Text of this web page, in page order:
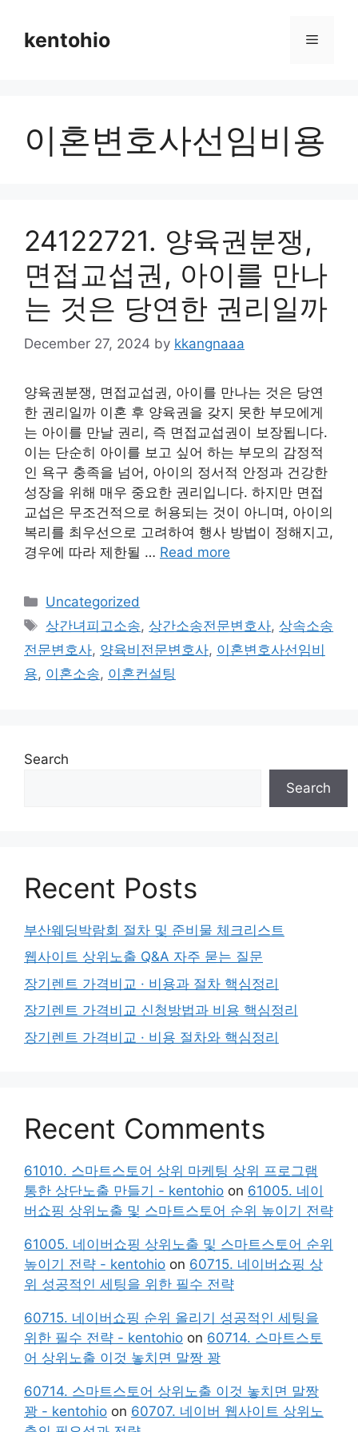
contentkentohio Menu
이혼변호사선임비용
24122721. 양육권분쟁,
면접교섭권, 아이를 만나
는 것은 당연한 권리일까
December 27, 2024 by kkangnaaa
양육권분쟁, 면접교섭권, 아이를 만나는 것은 당연
한 권리일까 이혼 후 양육권을 갖지 못한 부모에게
는 아이를 만날 권리, 즉 면접교섭권이 보장됩니다.
이는 단순히 아이를 보고 싶어 하는 부모의 감정적
인 욕구 충족을 넘어, 아이의 정서적 안정과 건강한
성장을 위해 매우 중요한 권리입니다. 하지만 면접
교섭은 무조건적으로 허용되는 것이 아니며, 아이의
복리를 최우선으로 고려하여 행사 방법이 정해지고,
경우에 따라 제한될 … Read more
Categories
Uncategorized
Tags
상간녀피고소송, 상간소송전문변호사, 상속소송
전문변호사, 양육비전문변호사, 이혼변호사선임비
용, 이혼소송, 이혼컨설팅
Search
Search
Recent Posts
부산웨딩박람회 절차 및 준비물 체크리스트
웹사이트 상위노출 Q&A 자주 묻는 질문
장기렌트 가격비교 · 비용과 절차 핵심정리
장기렌트 가격비교 신청방법과 비용 핵심정리
장기렌트 가격비교 · 비용 절차와 핵심정리
Recent Comments
61010. 스마트스토어 상위 마케팅 상위 프로그램
통한 상단노출 만들기 - kentohio on 61005. 네이
버쇼핑 상위노출 및 스마트스토어 순위 높이기 전략
61005. 네이버쇼핑 상위노출 및 스마트스토어 순위
높이기 전략 - kentohio on 60715. 네이버쇼핑 상
위 성공적인 세팅을 위한 필수 전략
60715. 네이버쇼핑 순위 올리기 성공적인 세팅을
위한 필수 전략 - kentohio on 60714. 스마트스토
어 상위노출 이것 놓치면 말짱 꽝
60714. 스마트스토어 상위노출 이것 놓치면 말짱
꽝 - kentohio on 60707. 네이버 웹사이트 상위노